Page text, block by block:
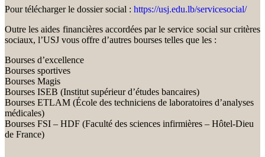
Pour télécharger le dossier social : https://usj.edu.lb/servicesocial/
Outre les aides financières accordées par le service social sur critères
sociaux, l’USJ vous offre d’autres bourses telles que les :
Bourses d’excellence
Bourses sportives
Bourses Magis
Bourses ISEB (Institut supérieur d’études bancaires)
Bourses ETLAM (École des techniciens de laboratoires d’analyses
médicales)
Bourses FSI – HDF (Faculté des sciences infirmières – Hôtel-Dieu
de France)